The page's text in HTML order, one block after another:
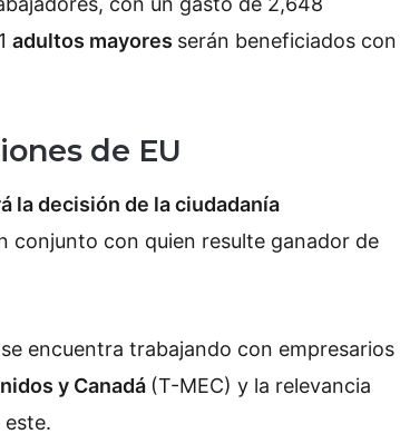
adultos mayores serán beneficiados con
de EU
la decisión de la ciudadanía
conjunto con quien resulte ganador de
encuentra trabajando con empresarios
y Canadá (T-MEC) y la relevancia